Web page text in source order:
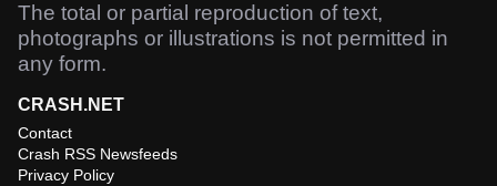
The total or partial reproduction of text,
photographs or illustrations is not permitted in
any form.
CRASH.NET
Contact
Crash RSS Newsfeeds
Privacy Policy